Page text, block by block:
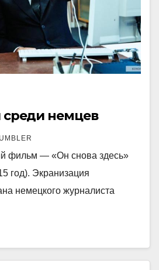
среди немцев
фильм — «Он снова здесь»
год). Экранизация
немецкого журналиста